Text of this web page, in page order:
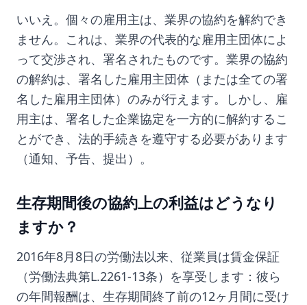
いいえ。個々の雇用主は、業界の協約を解約でき
ません。これは、業界の代表的な雇用主団体によ
って交渉され、署名されたものです。業界の協約
の解約は、署名した雇用主団体（または全ての署
名した雇用主団体）のみが行えます。しかし、雇
用主は、署名した企業協定を一方的に解約するこ
とができ、法的手続きを遵守する必要があります
（通知、予告、提出）。
生存期間後の協約上の利益はどうなり
ますか？
2016年8月8日の労働法以来、従業員は賃金保証
（労働法典第L.2261-13条）を享受します：彼ら
の年間報酬は、生存期間終了前の12ヶ月間に受け